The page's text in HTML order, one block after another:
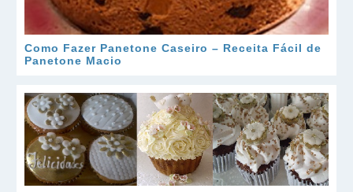
Como Fazer Panetone Caseiro – Receita Fácil de
Panetone Macio